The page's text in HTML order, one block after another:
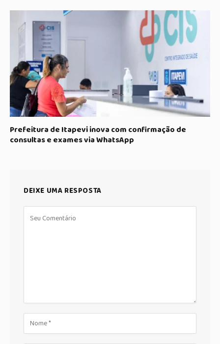
Prefeitura de Itapevi inova com confirmação de
consultas e exames via WhatsApp
DEIXE UMA RESPOSTA